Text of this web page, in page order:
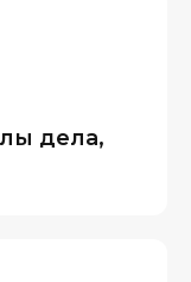
дела,